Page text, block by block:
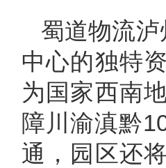
蜀道物流
中心的独特
为国家西南
障川渝滇黔
通，园区还